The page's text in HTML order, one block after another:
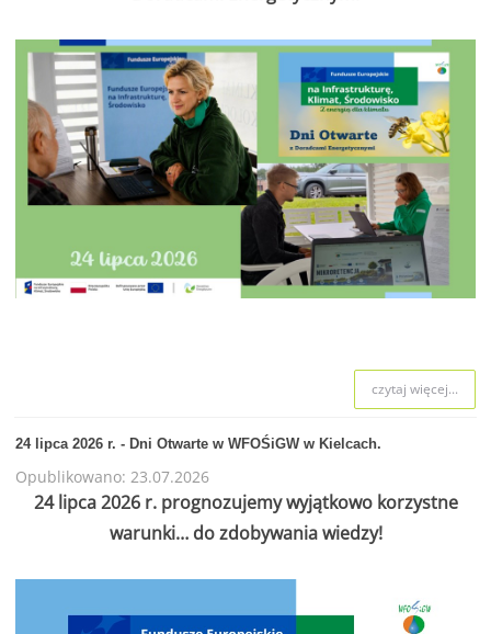
czytaj więcej...
24 lipca 2026 r. - Dni Otwarte w WFOŚiGW w Kielcach.
Opublikowano: 23.07.2026
24 lipca 2026 r. prognozujemy wyjątkowo korzystne
warunki… do zdobywania wiedzy!